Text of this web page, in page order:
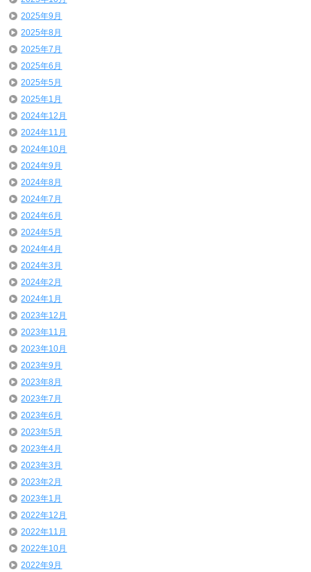
2025年9月
2025年8月
2025年7月
2025年6月
2025年5月
2025年1月
2024年12月
2024年11月
2024年10月
2024年9月
2024年8月
2024年7月
2024年6月
2024年5月
2024年4月
2024年3月
2024年2月
2024年1月
2023年12月
2023年11月
2023年10月
2023年9月
2023年8月
2023年7月
2023年6月
2023年5月
2023年4月
2023年3月
2023年2月
2023年1月
2022年12月
2022年11月
2022年10月
2022年9月